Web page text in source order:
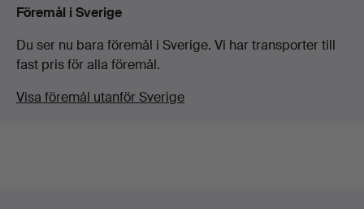
Föremål i Sverige
Du ser nu bara föremål i Sverige. Vi har transporter till
fast pris för alla föremål.
Visa föremål utanför Sverige